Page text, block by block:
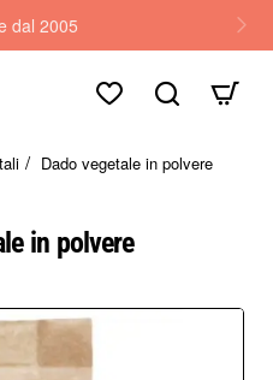
dal 2005
in polvere
Dado vegetale in polvere